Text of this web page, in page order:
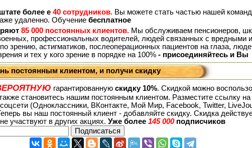
более е 40 сотрудников. Вы можете стать частью нашей
удаленно. Обучение бесплатное
85 000 постоянных клиентов. Мы обслуживаем пенсионеров,
профессиональных водителей, людей связанных с вредными
зрению, астигматиков, послеоперационных пациентов на глаза,
и тех у кого зрение в порядке на 100% - присоединяйтесь и Вы
постоянным клиентом, и получи скидку
гарантированную скидку 10%. Скидкой можно
становитесь нашим постоянным клиентом. Разместите ссылку
(Одноклассники, ВКонтакте, Мой Мир, Facebook, Twitter,
вы наш постоянный клиент - добавляйте скидку. Скидка
участвуют в других акциях. Уже более 145 000подписчиков